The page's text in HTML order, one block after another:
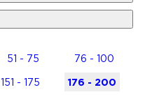
51 - 75 76 - 100
151 - 175 176 - 200